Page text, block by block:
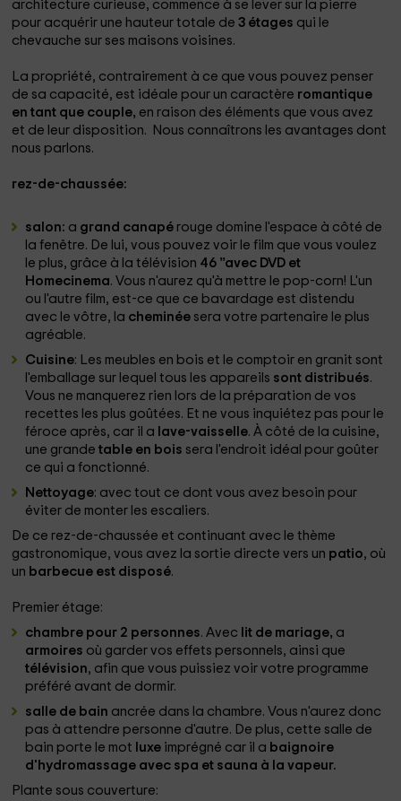
architecture curieuse, commence à se lever sur la pierre
pour acquérir une hauteur totale de3 étages qui le
chevauche sur ses maisons voisines.
La propriété, contrairement à ce que vous pouvez penser
de sa capacité, est idéale pour un caractère romantique
en tant que couple, en raison des éléments que vous avez
et de leur disposition. Nous connaîtrons les avantages dont
nous parlons.
rez-de-chaussée:
salon: a grand canapé rouge domine l'espace à côté de
la fenêtre. De lui, vous pouvez voir le film que vous voulez
le plus, grâce à la télévision 46 ”avec DVD et
Homecinema. Vous n'aurez qu'à mettre le pop-corn! L'un
ou l'autre film, est-ce que ce bavardage est distendu
avec le vôtre, la cheminée sera votre partenaire le plus
agréable.
Cuisine: Les meubles en bois et le comptoir en granit sont
l'emballage sur lequel tous les appareils sont distribués.
Vous ne manquerez rien lors de la préparation de vos
recettes les plus goûtées. Et ne vous inquiétez pas pour le
féroce après, car il a lave-vaisselle. À côté de la cuisine,
une grandetable en bois sera l'endroit idéal pour goûter
ce qui a fonctionné.
Nettoyage: avec tout ce dont vous avez besoin pour
éviter de monter les escaliers.
De ce rez-de-chaussée et continuant avec le thème
gastronomique, vous avez la sortie directe vers un patio, où
un barbecue est disposé.
Premier étage:
chambre pour 2 personnes. Avec lit de mariage, a
armoires où garder vos effets personnels, ainsi que
télévision, afin que vous puissiez voir votre programme
préféré avant de dormir.
salle de bain ancrée dans la chambre. Vous n'aurez donc
pas à attendre personne d'autre. De plus, cette salle de
bain porte le mot luxe imprégné car il a baignoire
d'hydromassage avec spa et sauna à la vapeur.
Plante sous couverture: